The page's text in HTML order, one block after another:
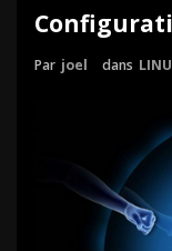
Par joel dans